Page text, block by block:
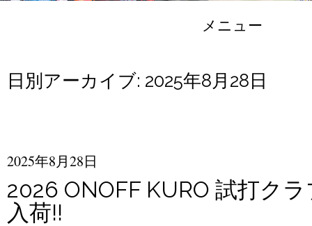
メニュー
日別アーカイブ: 2025年8月28日
2025年8月28日
2026 ONOFF KURO 試打ク
入荷!!